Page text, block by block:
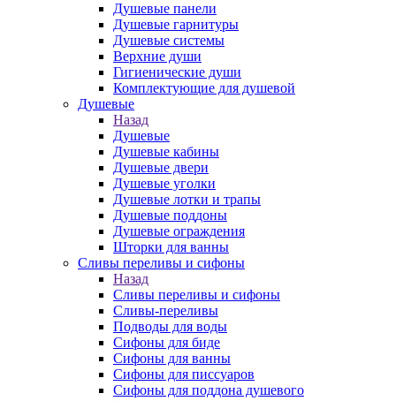
Душевые панели
Душевые гарнитуры
Душевые системы
Верхние души
Гигиенические души
Комплектующие для душевой
Душевые
Назад
Душевые
Душевые кабины
Душевые двери
Душевые уголки
Душевые лотки и трапы
Душевые поддоны
Душевые ограждения
Шторки для ванны
Сливы переливы и сифоны
Назад
Сливы переливы и сифоны
Сливы-переливы
Подводы для воды
Сифоны для биде
Сифоны для ванны
Сифоны для писсуаров
Сифоны для поддона душевого